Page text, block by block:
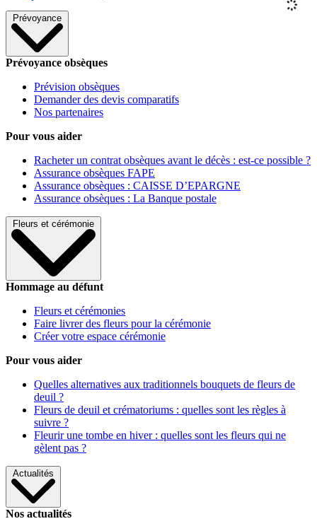
Prévoyance
Prévoyance obsèques
Prévision obsèques
Demander des devis comparatifs
Nos partenaires
Pour vous aider
Racheter un contrat obsèques avant le décès : est-ce possible ?
Assurance obsèques FAPE
Assurance obsèques : CAISSE D’EPARGNE
Assurance obsèques : La Banque postale
Fleurs et cérémonie
Hommage au défunt
Fleurs et cérémonies
Faire livrer des fleurs pour la cérémonie
Créer votre espace cérémonie
Pour vous aider
Quelles alternatives aux traditionnels bouquets de fleurs de
deuil ?
Fleurs de deuil et crématoriums : quelles sont les règles à
suivre ?
Fleurir une tombe en hiver : quelles sont les fleurs qui ne
gèlent pas ?
Actualités
Nos actualités